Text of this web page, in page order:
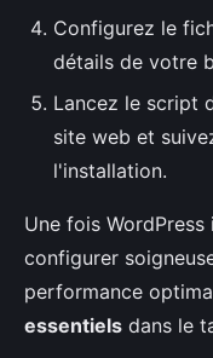
Configurez le
détails de votre
Lancez le script
site web et
l'installation.
Une fois
configurer
performance
essentiels dans le